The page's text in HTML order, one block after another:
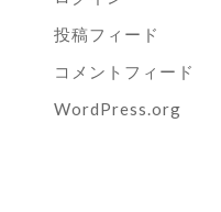
投稿フィード
コメントフィード
WordPress.org